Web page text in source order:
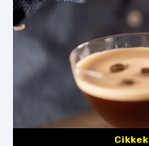
Cikkek